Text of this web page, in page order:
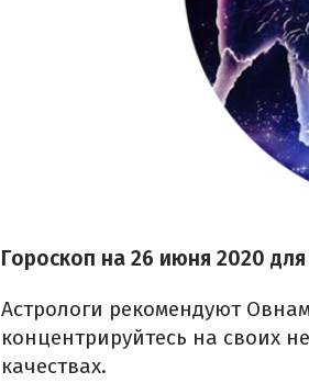
Гороскоп на 26 июня 2020
Астрологи рекомендуют
концентрируйтесь на своих
качествах.